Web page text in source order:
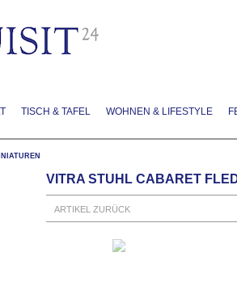
TISCH & TAFEL WOHNEN & LIFESTYLE
VITRA STUHL CABARET
ARTIKEL ZURÜCK